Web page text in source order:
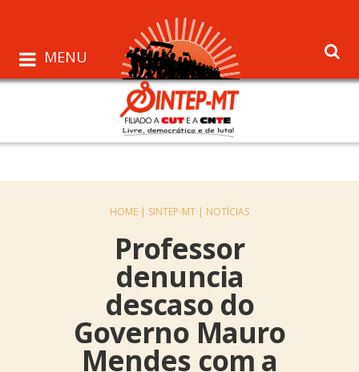
MENU
HOME | SINTEP-MT | NOTÍCIAS
Professor
denuncia
descaso do
Governo Mauro
Mendes com a